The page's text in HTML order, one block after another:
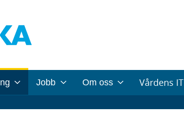
Jobb Om oss Vårdens IT